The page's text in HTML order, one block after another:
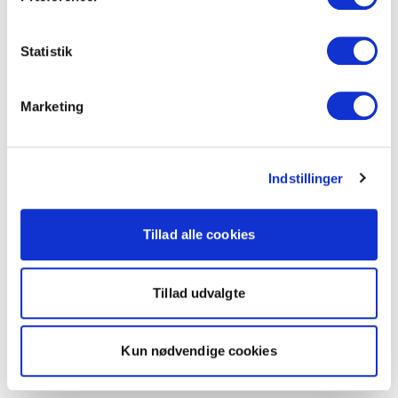
Statistik
Marketing
Indstillinger
Tillad alle cookies
Tillad udvalgte
Kun nødvendige cookies